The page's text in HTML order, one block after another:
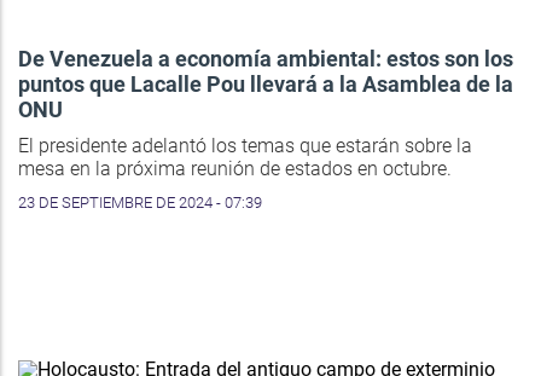
De Venezuela a economía ambiental: estos son los
puntos que Lacalle Pou llevará a la Asamblea de la
ONU
El presidente adelantó los temas que estarán sobre la
mesa en la próxima reunión de estados en octubre.
23 DE SEPTIEMBRE DE 2024 - 07:39